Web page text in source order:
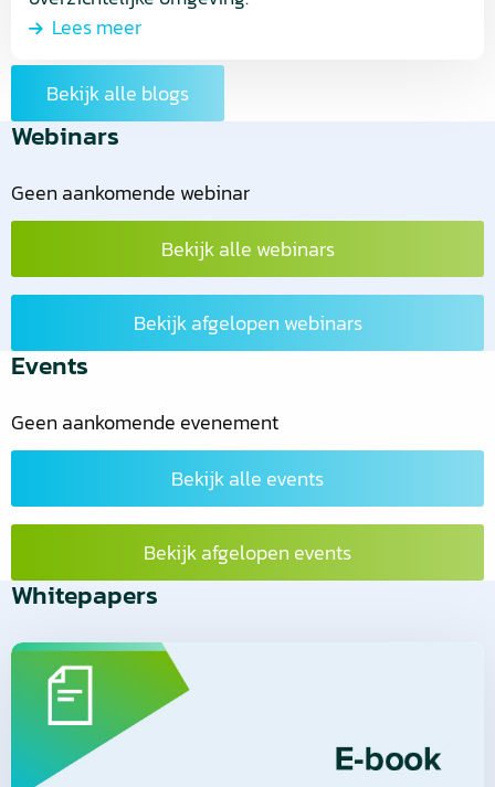
Lees meer
Bekijk alle blogs
Webinars
Geen aankomende webinar
Bekijk alle webinars
Bekijk afgelopen webinars
Events
Geen aankomende evenement
Bekijk alle events
Bekijk afgelopen events
Whitepapers
Lees
meer
meer